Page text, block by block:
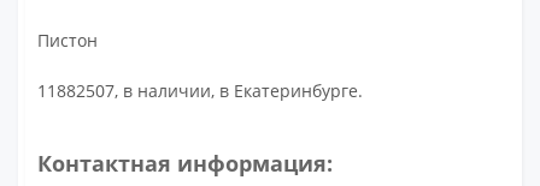
Пистон
11882507, в наличии, в Екатеринбурге.
Контактная информация: